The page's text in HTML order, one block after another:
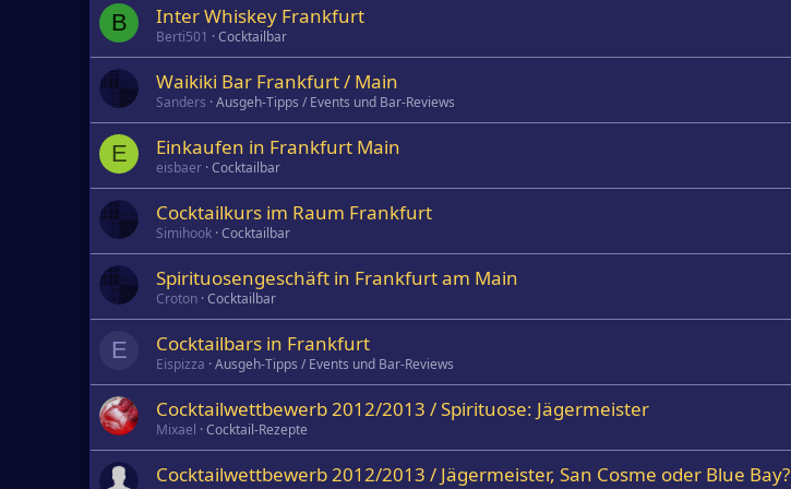
B Inter Whiskey Frankfurt
Berti501 Cocktailbar
Waikiki Bar Frankfurt / Main
Sanders Ausgeh-Tipps / Events und Bar-Reviews
E Einkaufen in Frankfurt Main
eisbaer Cocktailbar
Cocktailkurs im Raum Frankfurt
Simihook Cocktailbar
Spirituosengeschäft in Frankfurt am Main
Croton Cocktailbar
E Cocktailbars in Frankfurt
Eispizza Ausgeh-Tipps / Events und Bar-Reviews
Cocktailwettbewerb 2012/2013 / Spirituose: Jägermeister
Mixael Cocktail-Rezepte
Cocktailwettbewerb 2012/2013 / Jägermeister, San Cosme oder Blue Bay?